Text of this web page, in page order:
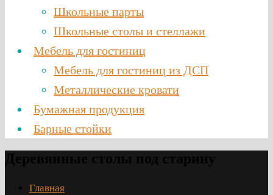
Школьные парты
Школьные столы и стеллажи
Мебель для гостиниц
Мебель для гостиниц из ДСП
Металлические кровати
Бумажная продукция
Барные стойки
Главная